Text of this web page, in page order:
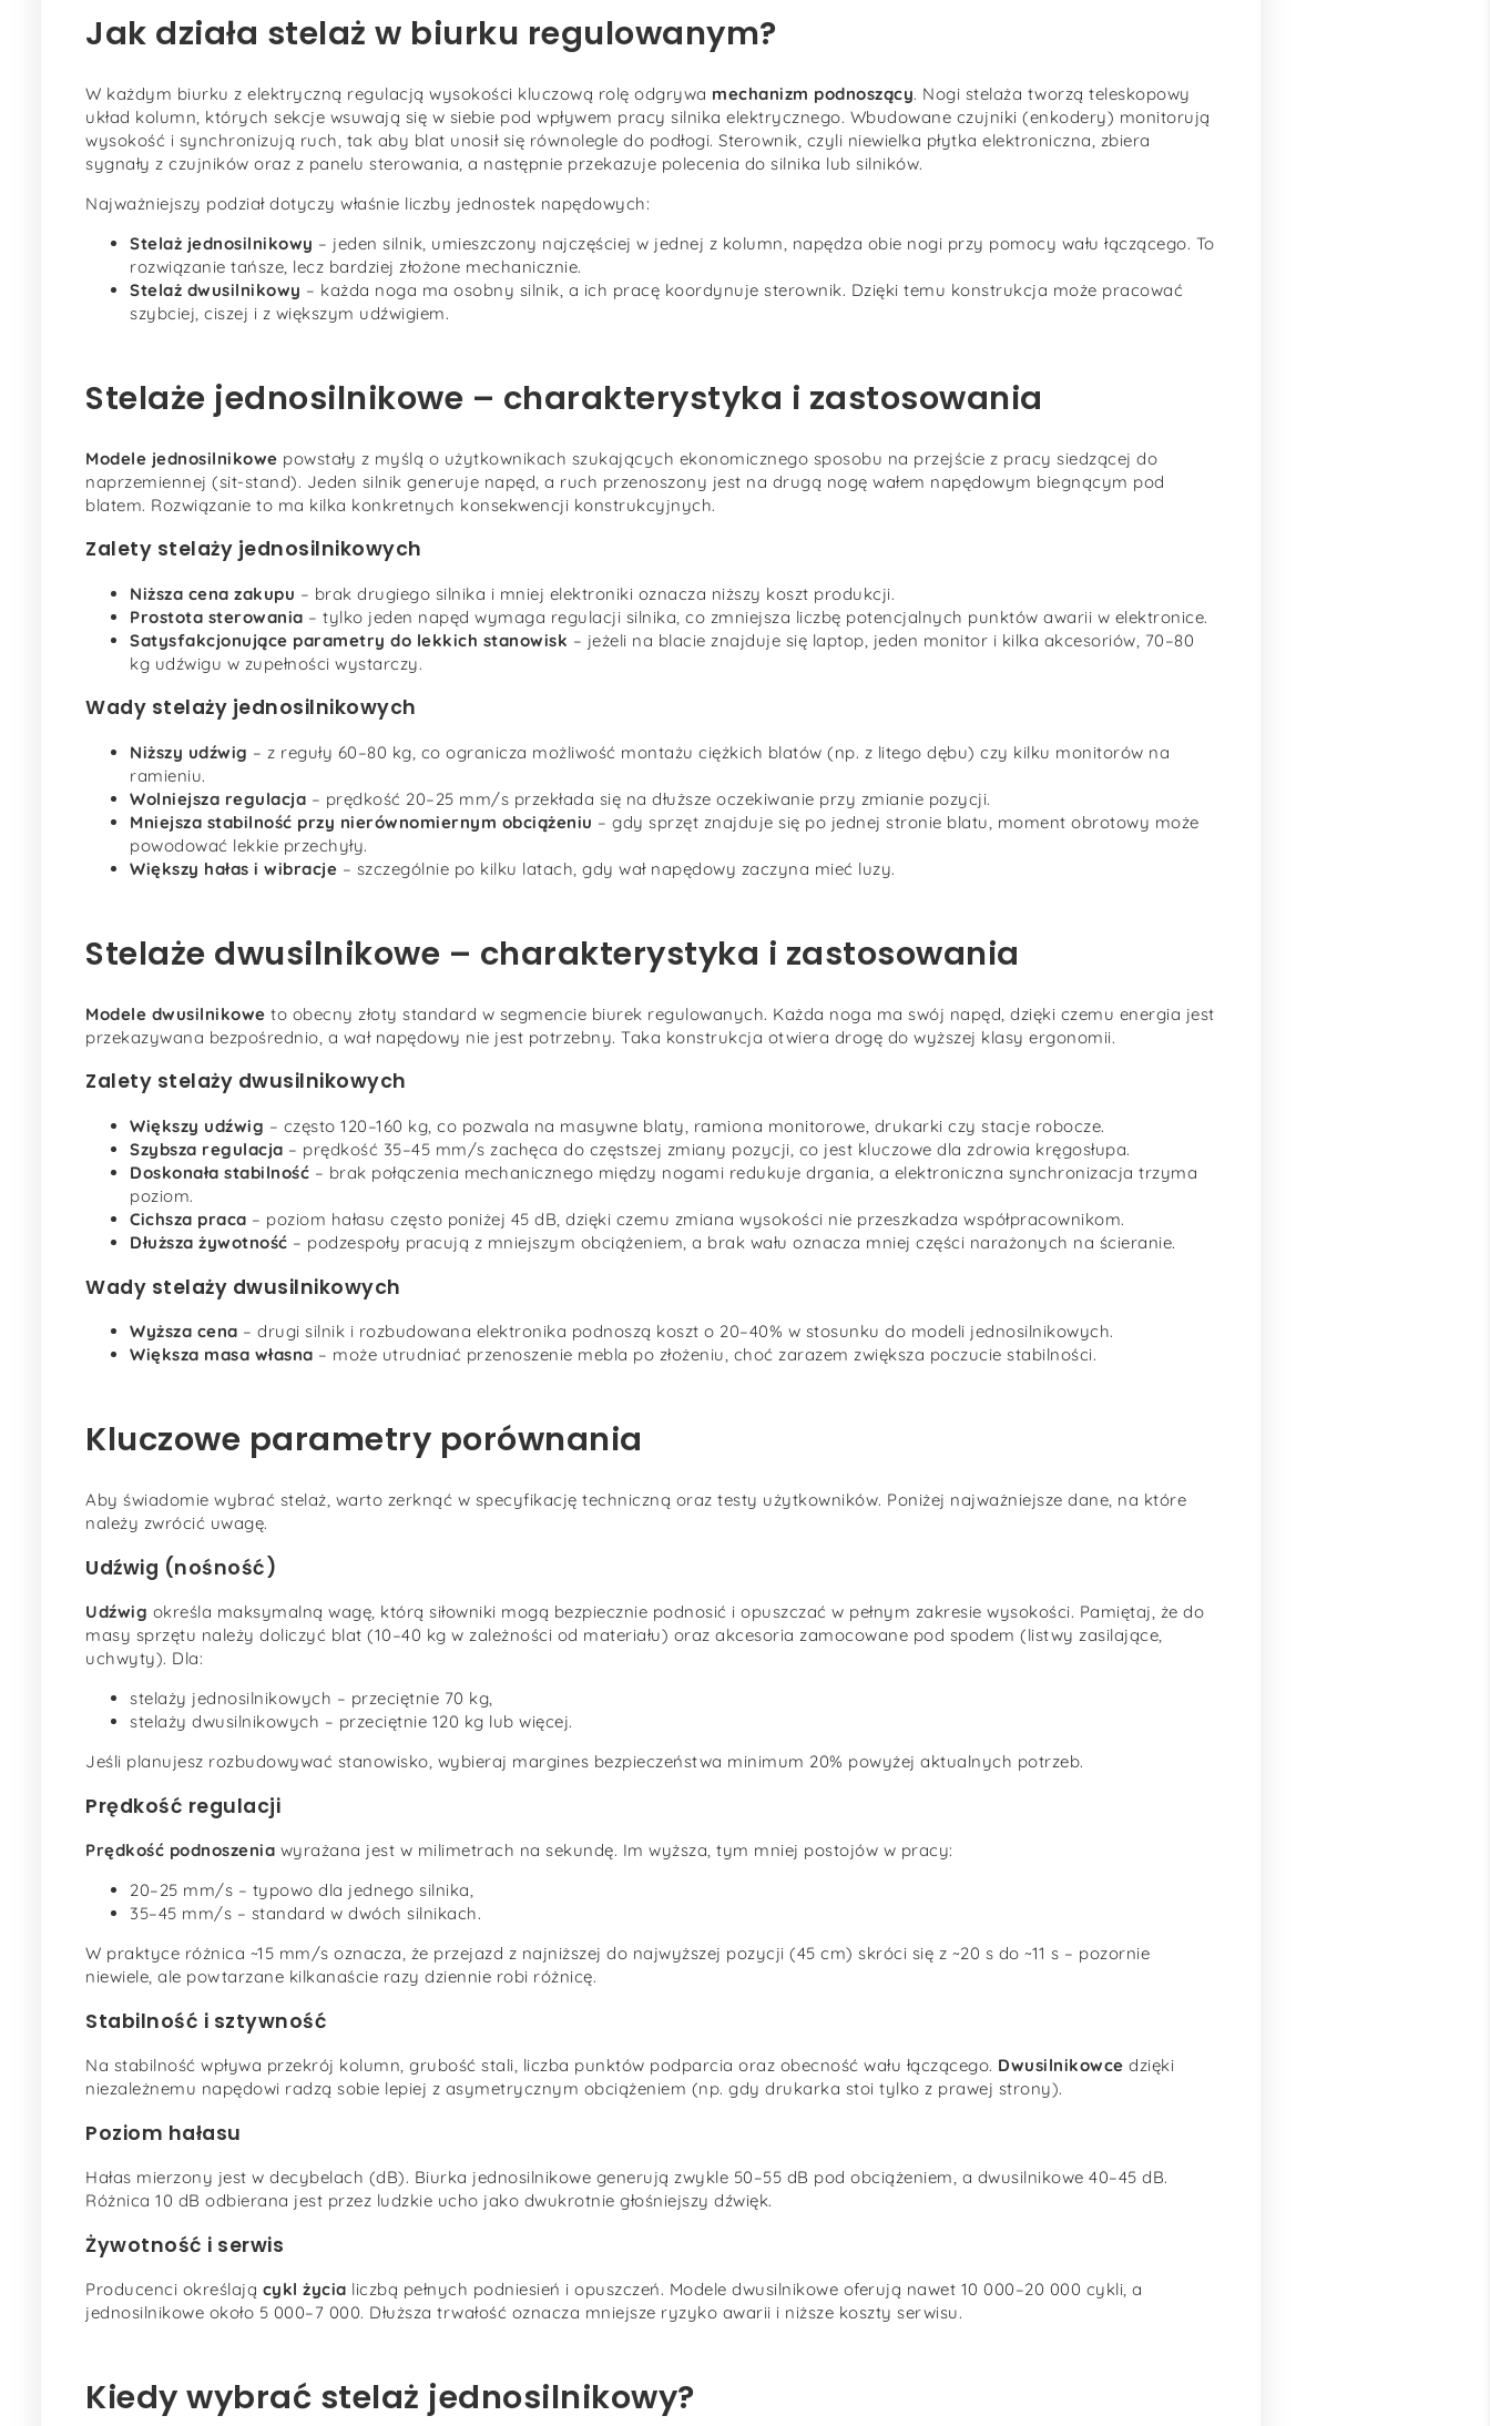
Jak działa stelaż w biurku regulowanym?
W każdym biurku z elektryczną regulacją wysokości kluczową rolę odgrywa mechanizm podnoszący. Nogi stelaża tworzą teleskopowy
układ kolumn, których sekcje wsuwają się w siebie pod wpływem pracy silnika elektrycznego. Wbudowane czujniki (enkodery) monitorują
wysokość i synchronizują ruch, tak aby blat unosił się równolegle do podłogi. Sterownik, czyli niewielka płytka elektroniczna, zbiera
sygnały z czujników oraz z panelu sterowania, a następnie przekazuje polecenia do silnika lub silników.
Najważniejszy podział dotyczy właśnie liczby jednostek napędowych:
Stelaż jednosilnikowy – jeden silnik, umieszczony najczęściej w jednej z kolumn, napędza obie nogi przy pomocy wału łączącego. To
rozwiązanie tańsze, lecz bardziej złożone mechanicznie.
Stelaż dwusilnikowy – każda noga ma osobny silnik, a ich pracę koordynuje sterownik. Dzięki temu konstrukcja może pracować
szybciej, ciszej i z większym udźwigiem.
Stelaże jednosilnikowe – charakterystyka i zastosowania
Modele jednosilnikowe powstały z myślą o użytkownikach szukających ekonomicznego sposobu na przejście z pracy siedzącej do
naprzemiennej (sit-stand). Jeden silnik generuje napęd, a ruch przenoszony jest na drugą nogę wałem napędowym biegnącym pod
blatem. Rozwiązanie to ma kilka konkretnych konsekwencji konstrukcyjnych.
Zalety stelaży jednosilnikowych
Niższa cena zakupu – brak drugiego silnika i mniej elektroniki oznacza niższy koszt produkcji.
Prostota sterowania – tylko jeden napęd wymaga regulacji silnika, co zmniejsza liczbę potencjalnych punktów awarii w elektronice.
Satysfakcjonujące parametry do lekkich stanowisk – jeżeli na blacie znajduje się laptop, jeden monitor i kilka akcesoriów, 70–80
kg udźwigu w zupełności wystarczy.
Wady stelaży jednosilnikowych
Niższy udźwig – z reguły 60–80 kg, co ogranicza możliwość montażu ciężkich blatów (np. z litego dębu) czy kilku monitorów na
ramieniu.
Wolniejsza regulacja – prędkość 20–25 mm/s przekłada się na dłuższe oczekiwanie przy zmianie pozycji.
Mniejsza stabilność przy nierównomiernym obciążeniu – gdy sprzęt znajduje się po jednej stronie blatu, moment obrotowy może
powodować lekkie przechyły.
Większy hałas i wibracje – szczególnie po kilku latach, gdy wał napędowy zaczyna mieć luzy.
Stelaże dwusilnikowe – charakterystyka i zastosowania
Modele dwusilnikowe to obecny złoty standard w segmencie biurek regulowanych. Każda noga ma swój napęd, dzięki czemu energia jest
przekazywana bezpośrednio, a wał napędowy nie jest potrzebny. Taka konstrukcja otwiera drogę do wyższej klasy ergonomii.
Zalety stelaży dwusilnikowych
Większy udźwig – często 120–160 kg, co pozwala na masywne blaty, ramiona monitorowe, drukarki czy stacje robocze.
Szybsza regulacja – prędkość 35–45 mm/s zachęca do częstszej zmiany pozycji, co jest kluczowe dla zdrowia kręgosłupa.
Doskonała stabilność – brak połączenia mechanicznego między nogami redukuje drgania, a elektroniczna synchronizacja trzyma
poziom.
Cichsza praca – poziom hałasu często poniżej 45 dB, dzięki czemu zmiana wysokości nie przeszkadza współpracownikom.
Dłuższa żywotność – podzespoły pracują z mniejszym obciążeniem, a brak wału oznacza mniej części narażonych na ścieranie.
Wady stelaży dwusilnikowych
Wyższa cena – drugi silnik i rozbudowana elektronika podnoszą koszt o 20–40% w stosunku do modeli jednosilnikowych.
Większa masa własna – może utrudniać przenoszenie mebla po złożeniu, choć zarazem zwiększa poczucie stabilności.
Kluczowe parametry porównania
Aby świadomie wybrać stelaż, warto zerknąć w specyfikację techniczną oraz testy użytkowników. Poniżej najważniejsze dane, na które
należy zwrócić uwagę.
Udźwig (nośność)
Udźwig określa maksymalną wagę, którą siłowniki mogą bezpiecznie podnosić i opuszczać w pełnym zakresie wysokości. Pamiętaj, że do
masy sprzętu należy doliczyć blat (10–40 kg w zależności od materiału) oraz akcesoria zamocowane pod spodem (listwy zasilające,
uchwyty). Dla:
stelaży jednosilnikowych – przeciętnie 70 kg,
stelaży dwusilnikowych – przeciętnie 120 kg lub więcej.
Jeśli planujesz rozbudowywać stanowisko, wybieraj margines bezpieczeństwa minimum 20% powyżej aktualnych potrzeb.
Prędkość regulacji
Prędkość podnoszenia wyrażana jest w milimetrach na sekundę. Im wyższa, tym mniej postojów w pracy:
20–25 mm/s – typowo dla jednego silnika,
35–45 mm/s – standard w dwóch silnikach.
W praktyce różnica ~15 mm/s oznacza, że przejazd z najniższej do najwyższej pozycji (45 cm) skróci się z ~20 s do ~11 s – pozornie
niewiele, ale powtarzane kilkanaście razy dziennie robi różnicę.
Stabilność i sztywność
Na stabilność wpływa przekrój kolumn, grubość stali, liczba punktów podparcia oraz obecność wału łączącego. Dwusilnikowce dzięki
niezależnemu napędowi radzą sobie lepiej z asymetrycznym obciążeniem (np. gdy drukarka stoi tylko z prawej strony).
Poziom hałasu
Hałas mierzony jest w decybelach (dB). Biurka jednosilnikowe generują zwykle 50–55 dB pod obciążeniem, a dwusilnikowe 40–45 dB.
Różnica 10 dB odbierana jest przez ludzkie ucho jako dwukrotnie głośniejszy dźwięk.
Żywotność i serwis
Producenci określają cykl życia liczbą pełnych podniesień i opuszczeń. Modele dwusilnikowe oferują nawet 10 000–20 000 cykli, a
jednosilnikowe około 5 000–7 000. Dłuższa trwałość oznacza mniejsze ryzyko awarii i niższe koszty serwisu.
Kiedy wybrać stelaż jednosilnikowy?